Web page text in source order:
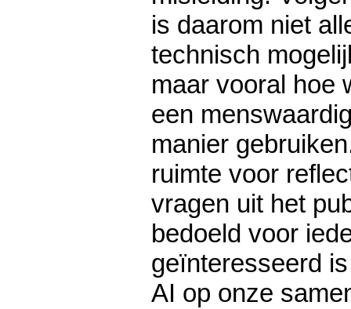
is daarom niet
technisch
maar vooral hoe
een
manier
ruimte voor
vragen uit het
bedoeld voor
geïnteresseerd
AI op onze